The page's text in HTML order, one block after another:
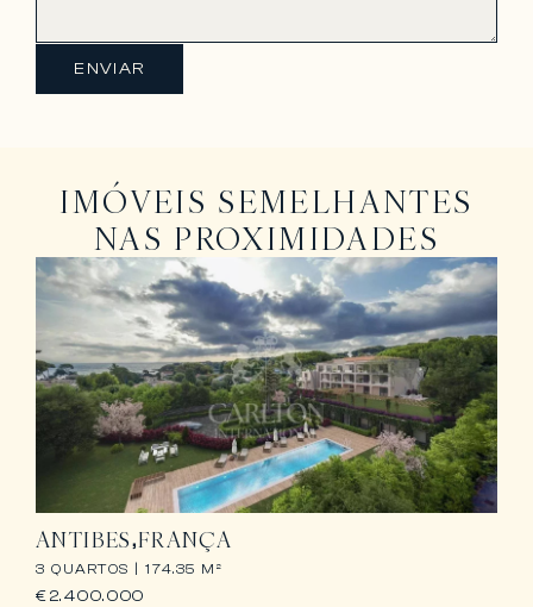
ENVIAR
IMÓVEIS SEMELHANTES
NAS PROXIMIDADES
ANTIBES FRANÇA
3 QUARTOS |174.35 M²
€2.400.000